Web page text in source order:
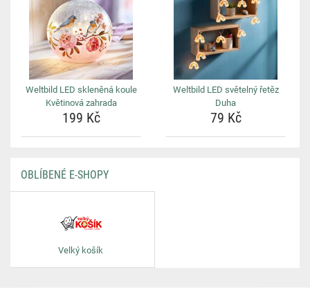
Weltbild LED skleněná koule
Květinová zahrada
199 Kč
Weltbild LED světelný řetěz
Duha
79 Kč
OBLÍBENÉ E-SHOPY
Velký košík